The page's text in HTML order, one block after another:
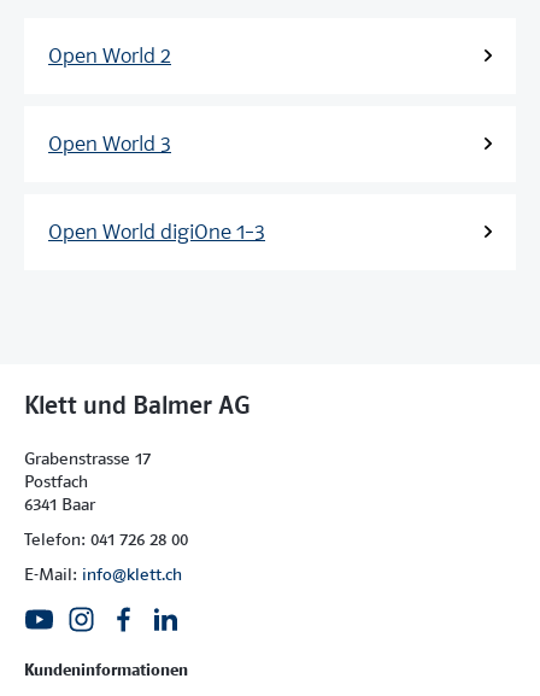
Open World 2
Open World 3
Open World digiOne 1–3
Klett und Balmer AG
Grabenstrasse 17
Postfach
6341 Baar
Telefon: 041 726 28 00
E-Mail: info@klett.ch
Kundeninformationen